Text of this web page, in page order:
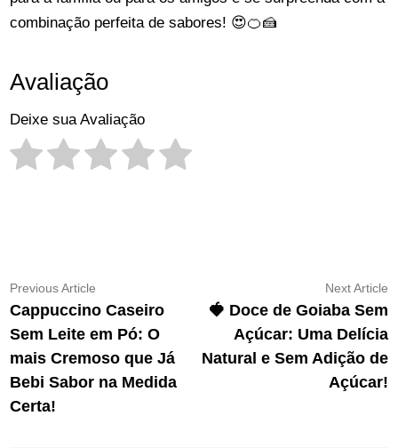
combinação perfeita de sabores! 😍🍊🍰
Avaliação
Deixe sua Avaliação
Navegação
de
Post
Previous Article
article:
Cappuccino Caseiro
Sem Leite em Pó: O
mais Cremoso que Já
Bebi Sabor na Medida
Certa!
Next Article
🍓 Doce de Goiaba Sem
Açúcar: Uma Delícia
Natural e Sem Adição de
Açúcar!